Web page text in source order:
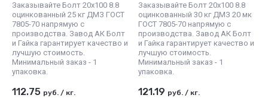
Заказывайте Болт 20х100 8.8
оцинкованный 25 кг ДМЗ ГОСТ
7805-70 напрямую с
производства. Завод АК Болт
и Гайка гарантирует качество и
лучшую стоимость.
Минимальный заказ - 1
упаковка.
112.75 руб. / кг.
Заказывайте Болт 20х100 8.8
оцинкованный 30 кг ДМЗ 20 мк
ГОСТ 7805-70 напрямую с
производства. Завод АК Болт
и Гайка гарантирует качество и
лучшую стоимость.
Минимальный заказ - 1
упаковка.
121.19 руб. / кг.